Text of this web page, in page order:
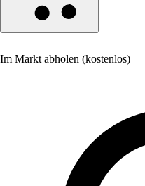
Im Markt abholen (kostenlos)